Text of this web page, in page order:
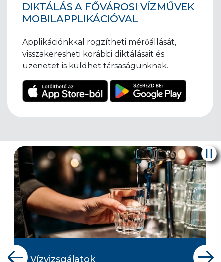
DIKTÁLÁS A FŐVÁROSI VÍZMŰVEK
MOBILAPPLIKÁCIÓVAL
Applikációnkkal rögzítheti mérőállását,
visszakeresheti korábbi diktálásait és
üzenetet is küldhet társaságunknak.
Vízvizsgálatok